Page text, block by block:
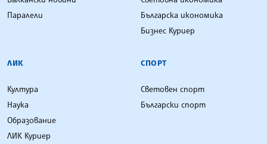
Паралели
Българска икономика
Бизнес Куриер
ЛИК
Култура
Наука
Образование
ЛИК Куриер
СПОРТ
Световен спорт
Български спорт